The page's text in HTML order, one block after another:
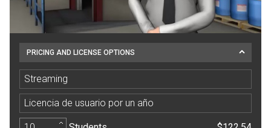
PRICING AND LICENSE OPTIONS
Streaming
Licencia de usuario por un año